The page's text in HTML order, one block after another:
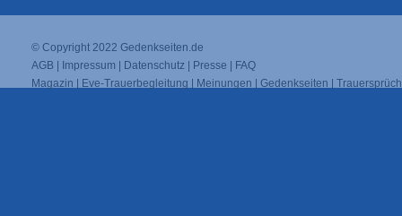
© Copyright 2022 Gedenkseiten.de
AGB
Impressum Datenschutz Presse
FAQ
Magazin
Eve-Trauerbegleitung Meinungen Gedenkseiten